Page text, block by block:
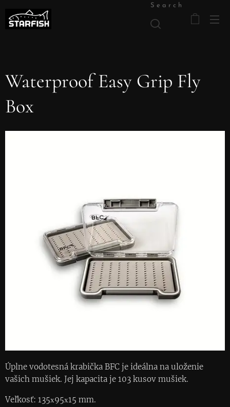
Search
Waterproof Easy Grip Fly
Box
Úplne vodotesná krabička BFC je ideálna na uloženie
vašich mušiek. Jej kapacita je 103 kusov mušiek.
Veľkosť: 135х95х15 mm.